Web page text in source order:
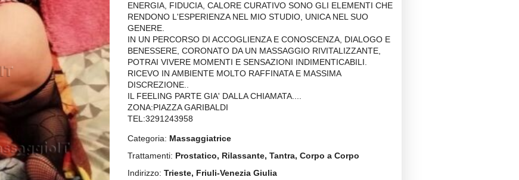
ENERGIA, FIDUCIA, CALORE CURATIVO SONO GLI ELEMENTI CHE
RENDONO L'ESPERIENZA NEL MIO STUDIO, UNICA NEL SUO
GENERE.
IN UN PERCORSO DI ACCOGLIENZA E CONOSCENZA, DIALOGO E
BENESSERE, CORONATO DA UN MASSAGGIO RIVITALIZZANTE,
POTRAI VIVERE MOMENTI E SENSAZIONI INDIMENTICABILI.
RICEVO IN AMBIENTE MOLTO RAFFINATA E MASSIMA
DISCREZIONE..
IL FEELING PARTE GIA' DALLA CHIAMATA....
ZONA:PIAZZA GARIBALDI
TEL:3291243958
Categoria: Massaggiatrice
Trattamenti: Prostatico, Rilassante, Tantra, Corpo a Corpo
Indirizzo: Trieste, Friuli-Venezia Giulia